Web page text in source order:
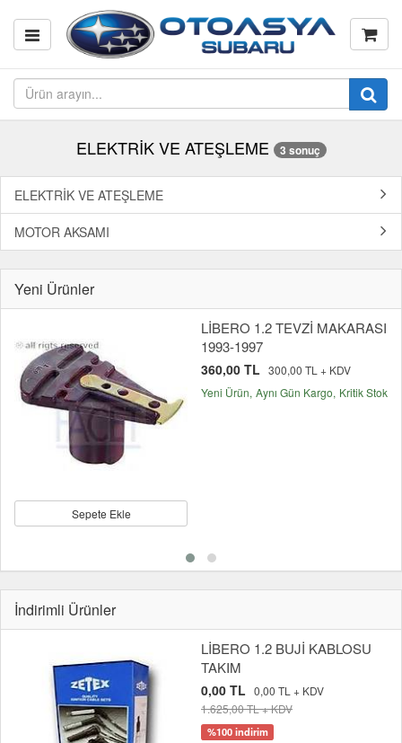
ELEKTRİK VE ATEŞLEME 3 sonuç
ELEKTRİK VE ATEŞLEME
MOTOR AKSAMI
Yeni Ürünler
Sepete Ekle
LİBERO 1.2 TEVZİ MAKARASI
1993-1997
360,00 TL 300,00 TL + KDV
Yeni Ürün Aynı Gün Kargo Kritik Stok
İndirimli Ürünler
LİBERO 1.2 BUJİ KABLOSU
TAKIM
0,00 TL 0,00 TL + KDV
1.625,00 TL + KDV
%100 indirim